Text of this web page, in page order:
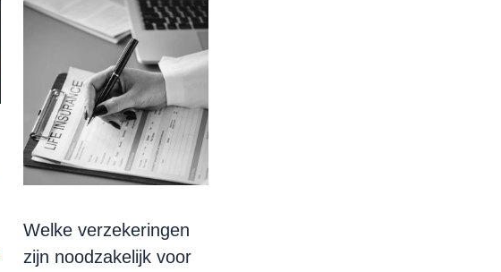
Welke verzekeringen
zijn noodzakelijk voor